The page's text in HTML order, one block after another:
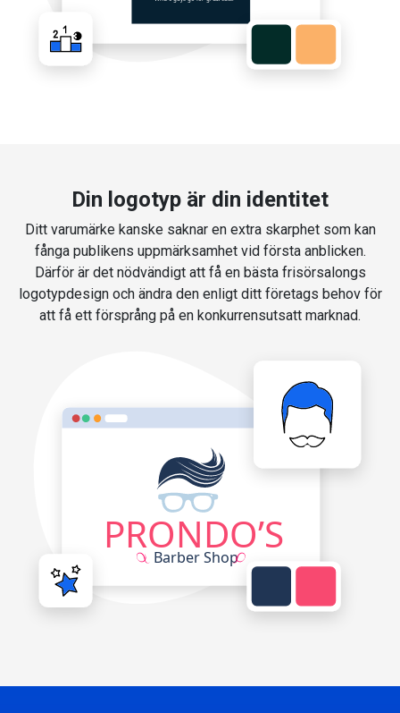
Din logotyp är din identitet
Ditt varumärke kanske saknar en extra skarphet som kan
fånga publikens uppmärksamhet vid första anblicken.
Därför är det nödvändigt att få en bästa frisörsalongs
logotypdesign och ändra den enligt ditt företags behov för
att få ett försprång på en konkurrensutsatt marknad.